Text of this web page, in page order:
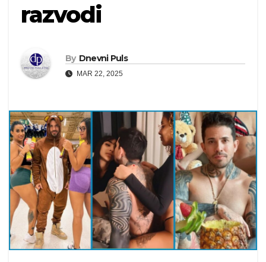
razvodi
By Dnevni Puls
MAR 22, 2025